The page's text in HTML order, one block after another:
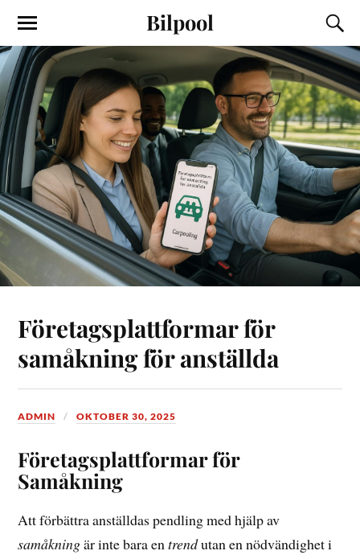
Bilpool
Företagsplattformar för
samåkning för anställda
ADMIN OKTOBER 30, 2025
Företagsplattformar för
Samåkning
Att förbättra anställdas pendling med hjälp av
samåkningär inte bara entrendutan en nödvändighet i